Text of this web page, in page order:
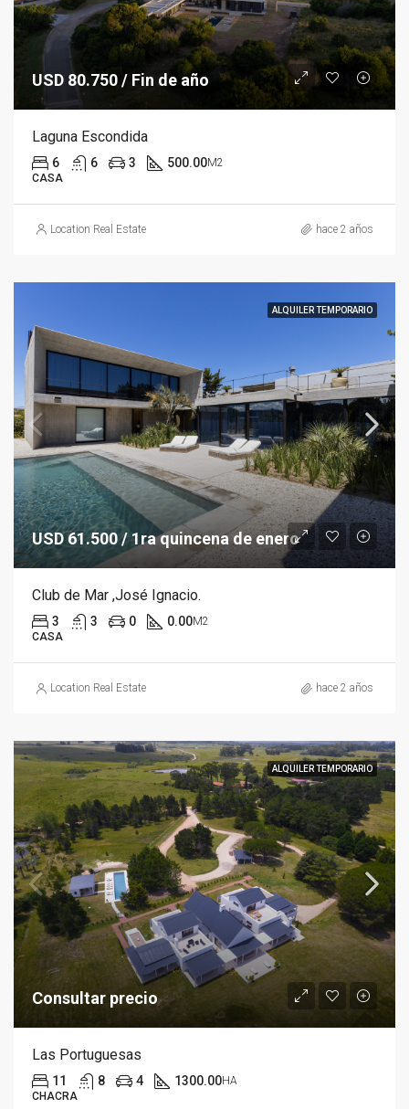
USD 80.750 / Fin de año
Laguna Escondida
6 6 3 500.00M2
CASA
Location Real Estate hace 2 años
ALQUILER TEMPORARIO
USD 61.500 / 1ra quincena de enero
Club de Mar ,José Ignacio.
3 3 0 0.00M2
CASA
Location Real Estate hace 2 años
ALQUILER TEMPORARIO
Consultar precio
Las Portuguesas
11 8 4 1300.00HA
CHACRA